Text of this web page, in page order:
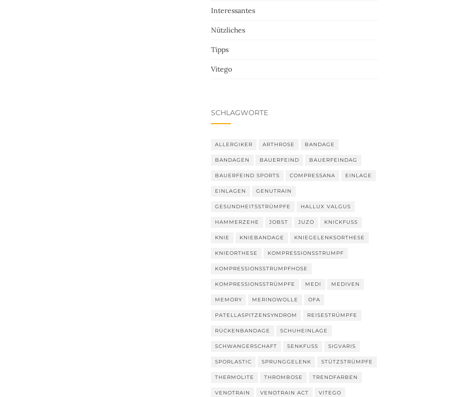
Interessantes
Nützliches
Tipps
Vitego
SCHLAGWORTE
ALLERGIKER ARTHROSE BANDAGE
BANDAGEN BAUERFEIND BAUERFEINDAG
BAUERFEIND SPORTS COMPRESSANA EINLAGE
EINLAGEN GENUTRAIN
GESUNDHEITSSTRÜMPFE HALLUX VALGUS
HAMMERZEHE JOBST JUZO KNICKFUSS
KNIE KNIEBANDAGE KNIEGELENKSORTHESE
KNIEORTHESE KOMPRESSIONSSTRUMPF
KOMPRESSIONSSTRUMPFHOSE
KOMPRESSIONSSTRÜMPFE MEDI MEDIVEN
MEMORY MERINOWOLLE OFA
PATELLASPITZENSYNDROM REISESTRÜMPFE
RÜCKENBANDAGE SCHUHEINLAGE
SCHWANGERSCHAFT SENKFUSS SIGVARIS
SPORLASTIC SPRUNGGELENK STÜTZSTRÜMPFE
THERMOLITE THROMBOSE TRENDFARBEN
VENOTRAIN VENOTRAIN ACT VITEGO